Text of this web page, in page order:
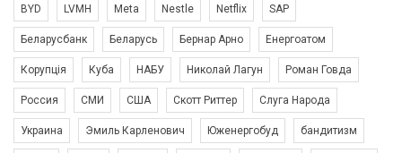
BYD LVMH Meta Nestle Netflix SAP
Беларусбанк Беларусь Бернар Арно Енергоатом
Корупція Куба НАБУ Николай Лагун Роман Говда
Россия СМИ США Скотт Риттер Слуга Народа
Украина Эмиль Карленович Юженергобуд бандитизм